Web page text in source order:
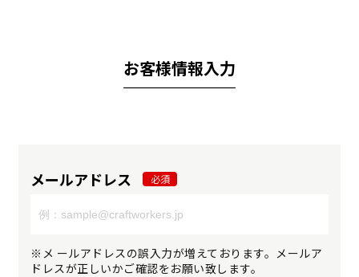
お客様情報入力
メールアドレス 必須
※メ ールアドレスの誤入力が増えております。メールア
ドレスが正しいかご確認をお願い致します。